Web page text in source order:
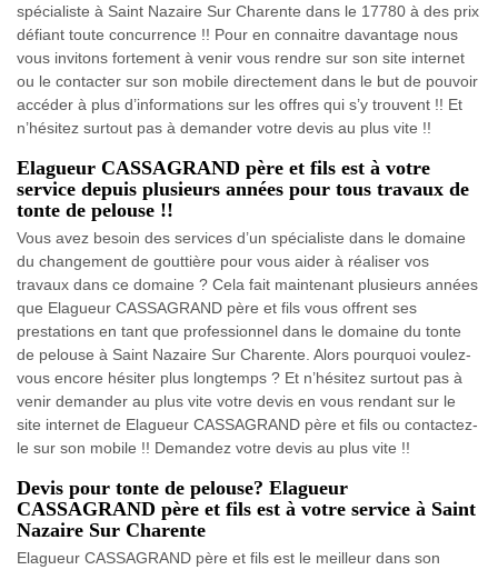
spécialiste à Saint Nazaire Sur Charente dans le 17780 à des prix
défiant toute concurrence !! Pour en connaitre davantage nous
vous invitons fortement à venir vous rendre sur son site internet
ou le contacter sur son mobile directement dans le but de pouvoir
accéder à plus d’informations sur les offres qui s’y trouvent !! Et
n’hésitez surtout pas à demander votre devis au plus vite !!
Elagueur CASSAGRAND père et fils est à votre
service depuis plusieurs années pour tous travaux de
tonte de pelouse !!
Vous avez besoin des services d’un spécialiste dans le domaine
du changement de gouttière pour vous aider à réaliser vos
travaux dans ce domaine ? Cela fait maintenant plusieurs années
que Elagueur CASSAGRAND père et fils vous offrent ses
prestations en tant que professionnel dans le domaine du tonte
de pelouse à Saint Nazaire Sur Charente. Alors pourquoi voulez-
vous encore hésiter plus longtemps ? Et n’hésitez surtout pas à
venir demander au plus vite votre devis en vous rendant sur le
site internet de Elagueur CASSAGRAND père et fils ou contactez-
le sur son mobile !! Demandez votre devis au plus vite !!
Devis pour tonte de pelouse? Elagueur
CASSAGRAND père et fils est à votre service à Saint
Nazaire Sur Charente
Elagueur CASSAGRAND père et fils est le meilleur dans son